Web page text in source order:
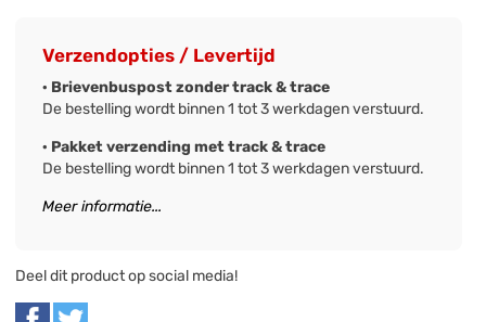
Verzendopties / Levertijd
· Brievenbuspost zonder track & trace
De bestelling wordt binnen 1 tot 3 werkdagen verstuurd.
· Pakket verzending met track & trace
De bestelling wordt binnen 1 tot 3 werkdagen verstuurd.
Meer informatie...
Deel dit product op social media!